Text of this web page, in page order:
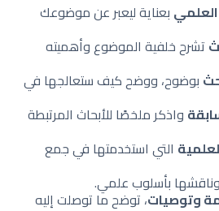
بعناية ليعبر عن موضوعك
تشرح خلفية الموضوع وأهميته
بوضوح، ووضح كيف ستعالجها في
واذكر ملخصًا للأبحاث المرتبطة
التي استخدمتها في جمع
بأسلوب علمي.
وتوصيات، توضح ما توصلت إليه